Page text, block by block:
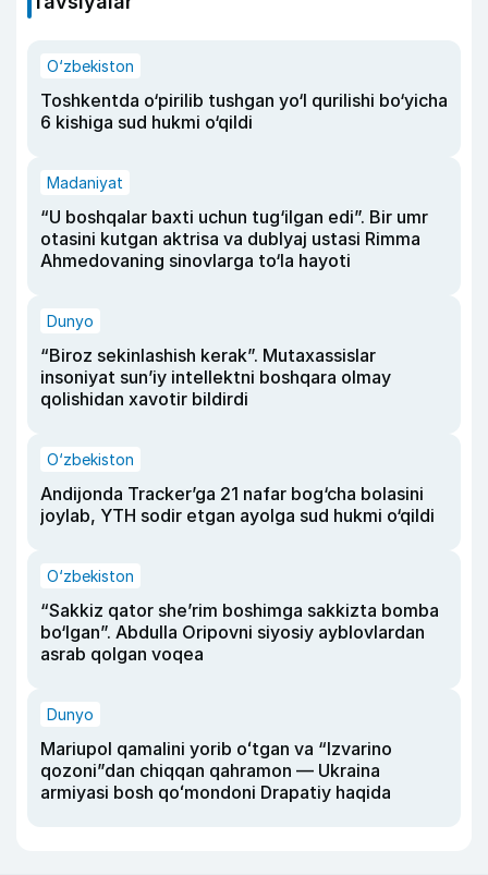
O‘zbekiston
Toshkentda o‘pirilib tushgan yo‘l qurilishi bo‘yicha
6 kishiga sud hukmi o‘qildi
Madaniyat
“U boshqalar baxti uchun tug‘ilgan edi”. Bir umr
otasini kutgan aktrisa va dublyaj ustasi Rimma
Ahmedovaning sinovlarga to‘la hayoti
Dunyo
“Biroz sekinlashish kerak”. Mutaxassislar
insoniyat sun’iy intellektni boshqara olmay
qolishidan xavotir bildirdi
O‘zbekiston
Andijonda Tracker’ga 21 nafar bog‘cha bolasini
joylab, YTH sodir etgan ayolga sud hukmi o‘qildi
O‘zbekiston
“Sakkiz qator she’rim boshimga sakkizta bomba
bo‘lgan”. Abdulla Oripovni siyosiy ayblovlardan
asrab qolgan voqea
Dunyo
Mariupol qamalini yorib oʻtgan va “Izvarino
qozoni”dan chiqqan qahramon — Ukraina
armiyasi bosh qoʻmondoni Drapatiy haqida